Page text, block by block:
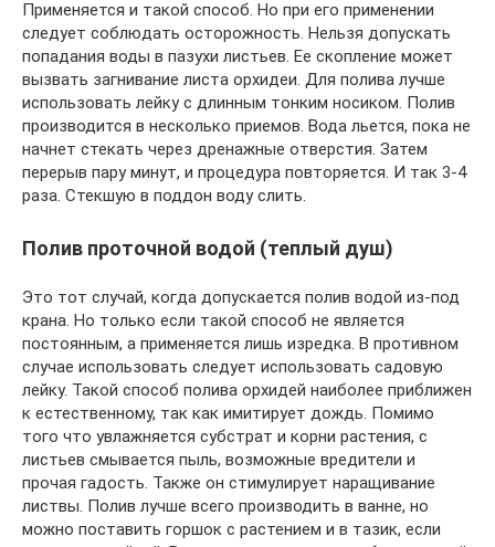
Применяется и такой способ. Но при его применении
следует соблюдать осторожность. Нельзя допускать
попадания воды в пазухи листьев. Ее скопление может
вызвать загнивание листа орхидеи. Для полива лучше
использовать лейку с длинным тонким носиком. Полив
производится в несколько приемов. Вода льется, пока не
начнет стекать через дренажные отверстия. Затем
перерыв пару минут, и процедура повторяется. И так 3-4
раза. Стекшую в поддон воду слить.
Полив проточной водой (теплый душ)
Это тот случай, когда допускается полив водой из-под
крана. Но только если такой способ не является
постоянным, а применяется лишь изредка. В противном
случае использовать следует использовать садовую
лейку. Такой способ полива орхидей наиболее приближен
к естественному, так как имитирует дождь. Помимо
того что увлажняется субстрат и корни растения, с
листьев смывается пыль, возможные вредители и
прочая гадость. Также он стимулирует наращивание
листвы. Полив лучше всего производить в ванне, но
можно поставить горшок с растением и в тазик, если